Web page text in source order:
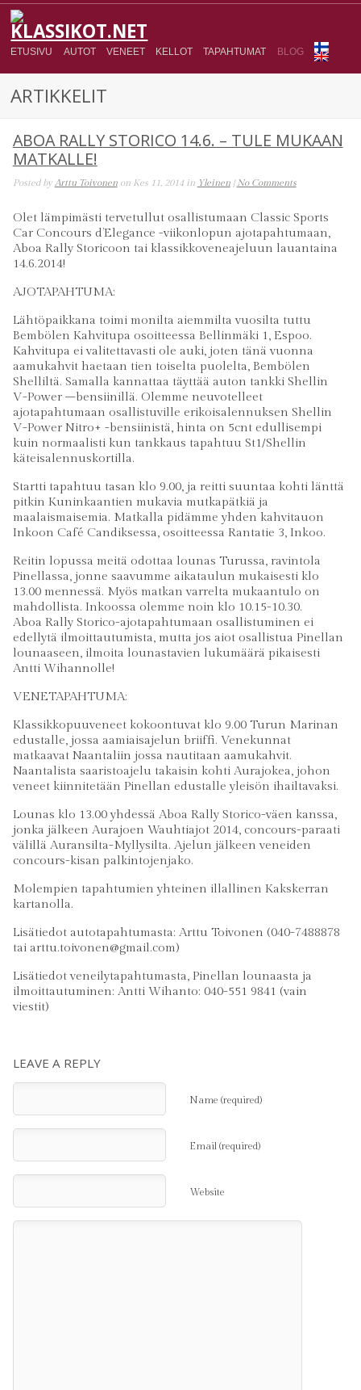
ETUSIVU AUTOT VENEET KELLOT TAPAHTUMAT BLOG
ARTIKKELIT
ABOA RALLY STORICO 14.6. – TULE MUKAAN
MATKALLE!
Posted by Arttu Toivonenon Kes 11, 2014 in Yleinen|No Comments
Olet lämpimästi tervetullut osallistumaan Classic Sports
Car Concours d’Elegance -viikonlopun ajotapahtumaan,
Aboa Rally Storicoon tai klassikkoveneajeluun lauantaina
14.6.2014!
AJOTAPAHTUMA:
Lähtöpaikkana toimi monilta aiemmilta vuosilta tuttu
Bembölen Kahvitupa osoitteessa Bellinmäki 1, Espoo.
Kahvitupa ei valitettavasti ole auki, joten tänä vuonna
aamukahvit haetaan tien toiselta puolelta, Bembölen
Shelliltä. Samalla kannattaa täyttää auton tankki Shellin
V-Power –bensiinillä. Olemme neuvotelleet
ajotapahtumaan osallistuville erikoisalennuksen Shellin
V-Power Nitro+ -bensiinistä, hinta on 5cnt edullisempi
kuin normaalisti kun tankkaus tapahtuu St1/Shellin
käteisalennuskortilla.
Startti tapahtuu tasan klo 9.00, ja reitti suuntaa kohti länttä
pitkin Kuninkaantien mukavia mutkapätkiä ja
maalaismaisemia. Matkalla pidämme yhden kahvitauon
Inkoon Café Candiksessa, osoitteessa Rantatie 3, Inkoo.
Reitin lopussa meitä odottaa lounas Turussa, ravintola
Pinellassa, jonne saavumme aikataulun mukaisesti klo
13.00 mennessä. Myös matkan varrelta mukaantulo on
mahdollista. Inkoossa olemme noin klo 10.15-10.30.
Aboa Rally Storico-ajotapahtumaan osallistuminen ei
edellytä ilmoittautumista, mutta jos aiot osallistua Pinellan
lounaaseen, ilmoita lounastavien lukumäärä pikaisesti
Antti Wihannolle!
VENETAPAHTUMA:
Klassikkopuuveneet kokoontuvat klo 9.00 Turun Marinan
edustalle, jossa aamiaisajelun briiffi. Venekunnat
matkaavat Naantaliin jossa nautitaan aamukahvit.
Naantalista saaristoajelu takaisin kohti Aurajokea, johon
veneet kiinnitetään Pinellan edustalle yleisön ihailtavaksi.
Lounas klo 13.00 yhdessä Aboa Rally Storico-väen kanssa,
jonka jälkeen Aurajoen Wauhtiajot 2014, concours-paraati
välillä Auransilta-Myllysilta. Ajelun jälkeen veneiden
concours-kisan palkintojenjako.
Molempien tapahtumien yhteinen illallinen Kakskerran
kartanolla.
Lisätiedot autotapahtumasta: Arttu Toivonen (040-7488878
tai arttu.toivonen@gmail.com)
Lisätiedot veneilytapahtumasta, Pinellan lounaasta ja
ilmoittautuminen: Antti Wihanto: 040-551 9841 (vain
viestit)
LEAVE A REPLY
Name (required)
Email (required)
Website